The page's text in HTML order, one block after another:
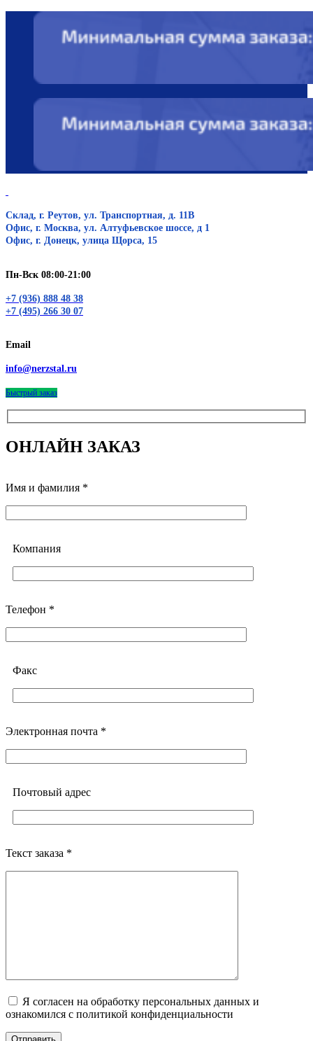
Склад, г. Реутов, ул. Транспортная, д. 11В
Офис, г. Москва, ул. Алтуфьевское шоссе, д 1
Офис, г. Донецк, улица Щорса, 15
Пн-Вск 08:00-21:00
+7 (936) 888 48 38
+7 (495) 266 30 07
Email
info@nerzstal.ru
Быстрый заказ
ОНЛАЙН ЗАКАЗ
Имя и фамилия *
Компания
Телефон *
Факс
Электронная почта *
Почтовый адреc
Текст заказа *
Я согласен на обработку персональных данных и
ознакомился с политикой конфиденциальности